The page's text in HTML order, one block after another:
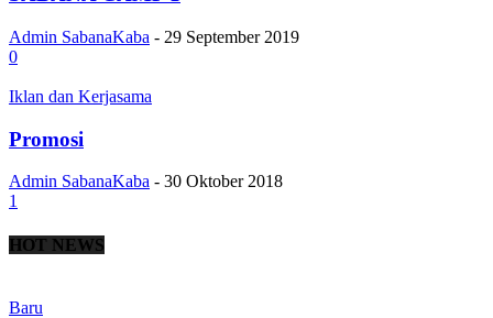
Admin SabanaKaba - 29 September 2019
0
Iklan dan Kerjasama
Promosi
Admin SabanaKaba - 30 Oktober 2018
1
HOT NEWS
Baru